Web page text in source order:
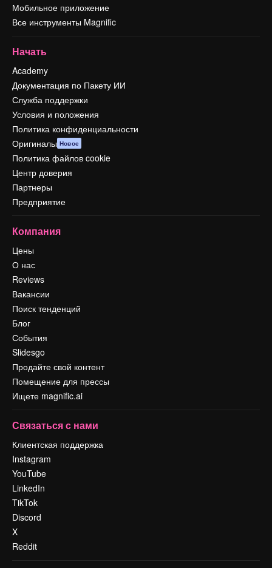
Мобильное приложение
Все инструменты Magnific
Начать
Academy
Документация по Пакету ИИ
Служба поддержки
Условия и положения
Политика конфиденциальности
Оригиналы Новое
Политика файлов cookie
Центр доверия
Партнеры
Предприятие
Компания
Цены
О нас
Reviews
Вакансии
Поиск тенденций
Блог
События
Slidesgo
Продайте свой контент
Помещение для прессы
Ищете magnific.ai
Связаться с нами
Клиентская поддержка
Instagram
YouTube
LinkedIn
TikTok
Discord
X
Reddit